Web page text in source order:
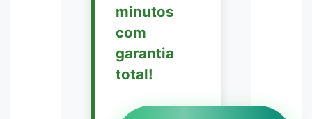
minutos
com
garantia
total!